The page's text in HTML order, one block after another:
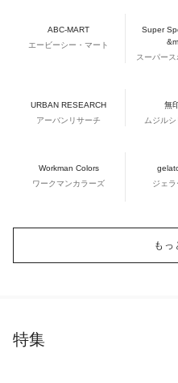
ABC-MART
エービーシー・マート
Super
スーパー
URBAN RESEARCH
アーバンリサーチ
無
ムジル
Workman Colors
ワークマンカラーズ
ジェ
もっ
特集